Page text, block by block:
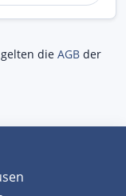
die AGB der